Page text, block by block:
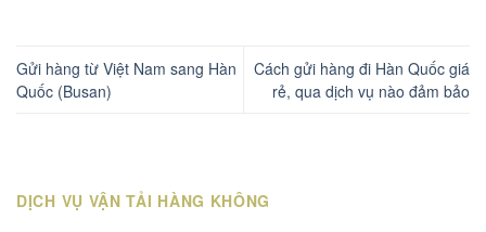
Gửi hàng từ Việt Nam sang Hàn
Quốc (Busan)
Cách gửi hàng đi Hàn Quốc giá
rẻ, qua dịch vụ nào đảm bảo
DỊCH VỤ VẬN TẢI HÀNG KHÔNG